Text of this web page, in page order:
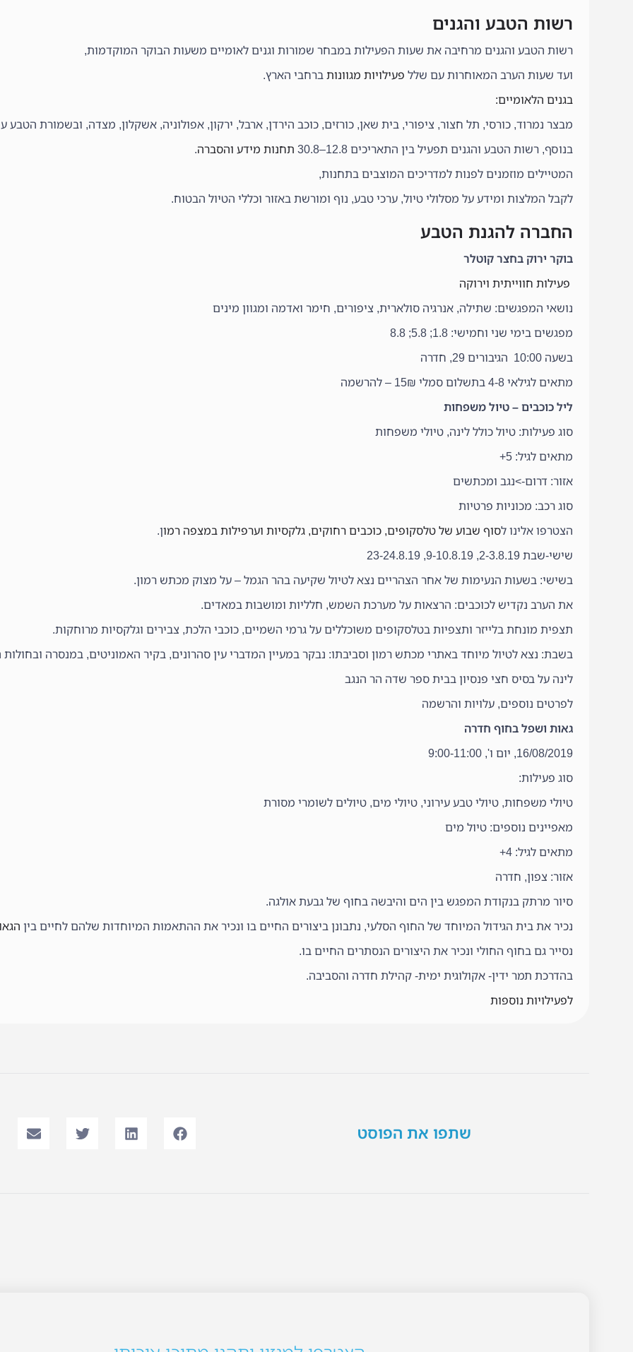
רשות הטבע והגנים
רשות הטבע והגנים מרחיבה את שעות הפעילות במבחר שמורות וגנים לאומיים משעות הבוקר המוקדמות,
ועד שעות הערב המאוחרות עם שלל פעילויות מגוונות ברחבי הארץ.
בגנים הלאומיים:
מבצר נמרוד, כורסי, תל חצור, ציפורי, בית שאן, כורזים, כוכב הירדן, ארבל, ירקון, אפולוניה, אשקלון, מצדה, ובשמורת הטבע
בנוסף, רשות הטבע והגנים תפעיל בין התאריכים 12.8–30.8 תחנות מידע והסברה.
המטיילים מוזמנים לפנות למדריכים המוצבים בתחנות,
לקבל המלצות ומידע על מסלולי טיול, ערכי טבע, נוף ומורשת באזור וכללי הטיול הבטוח.
החברה להגנת הטבע
בוקר ירוק בחצר קוטלר
פעילות חווייתית וירוקה
נושאי המפגשים: שתילה, אנרגיה סולארית, ציפורים, חימר ואדמה ומגוון מינים
מפגשים בימי שני וחמישי: 1.8; 5.8; 8.8
בשעה 10:00 הגיבורים 29, חדרה
מתאים לגילאי 4-8 בתשלום סמלי 15₪ – להרשמה
ליל כוכבים – טיול משפחות
סוג פעילות: טיול כולל לינה, טיולי משפחות
מתאים לגיל: 5+
אזור: דרום->נגב ומכתשים
סוג רכב: מכוניות פרטיות
הצטרפו אלינו לסוף שבוע של טלסקופים, כוכבים רחוקים, גלקסיות וערפילות במצפה רמון.
שישי-שבת 2-3.8.19, 9-10.8.19, 23-24.8.19
בשישי: בשעות הנעימות של אחר הצהריים נצא לטיול שקיעה בהר הגמל – על מצוק מכתש רמון.
את הערב נקדיש לכוכבים: הרצאות על מערכת השמש, חלליות ומושבות במאדים.
תצפית מונחת בלייזר ותצפיות בטלסקופים משוכללים על גרמי השמיים, כוכבי הלכת, צבירים וגלקסיות מרוחקות.
בשבת: נצא לטיול מיוחד באתרי מכתש רמון וסביבתו: נבקר במעיין המדברי עין סהרונים, בקיר האמוניטים, במנסרה ובחולות
לינה על בסיס חצי פנסיון בבית ספר שדה הר הנגב
לפרטים נוספים, עלויות והרשמה
גאות ושפל בחוף חדרה
16/08/2019, יום ו', 9:00-11:00
סוג פעילות:
טיולי משפחות, טיולי טבע עירוני, טיולי מים, טיולים לשומרי מסורת
מאפיינים נוספים: טיול מים
מתאים לגיל: 4+
אזור: צפון, חדרה
סיור מרתק בנקודת המפגש בין הים והיבשה בחוף של גבעת אולגה.
נכיר את בית הגידול המיוחד של החוף הסלעי, נתבונן ביצורים החיים בו ונכיר את ההתאמות המיוחדות שלהם לחיים בין
נסייר גם בחוף החולי ונכיר את היצורים הנסתרים החיים בו.
בהדרכת תמר ידין- אקולוגית ימית- קהילת חדרה והסביבה.
לפעילויות נוספות
שתפו את הפוסט